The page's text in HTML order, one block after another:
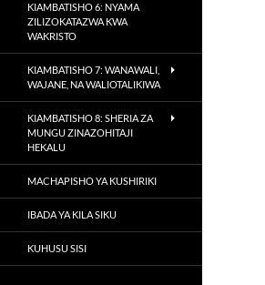
KIAMBATISHO 6: NYAMA
ZILIZOKATAZWA KWA
WAKRISTO
KIAMBATISHO 7: WANAWALI,
WAJANE, NA WALIOTALIKIWA
KIAMBATISHO 8: SHERIA ZA
MUNGU ZINAZOHITAJI
HEKALU
MACHAPISHO YA KUSHIRIKI
IBADA YA KILA SIKU
KUHUSU SISI